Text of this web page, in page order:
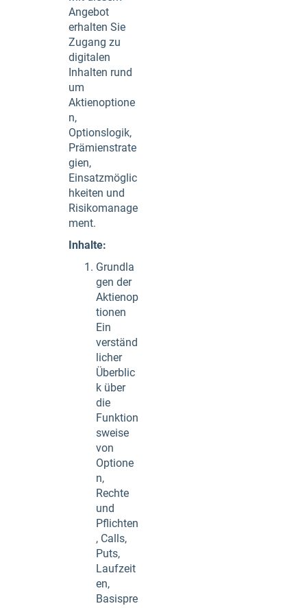
Angebot
erhalten Sie
Zugang zu
digitalen
Inhalten rund
um
Aktienoptione
n,
Optionslogik,
Prämienstrate
gien,
Einsatzmöglic
hkeiten und
Risikomanage
ment.
Inhalte:
Grundla
gen der
Aktienop
tionen
Ein
verständ
licher
Überblic
k über
die
Funktion
sweise
von
Optione
n,
Rechte
und
Pflichten
, Calls,
Puts,
Laufzeit
en,
Basispre